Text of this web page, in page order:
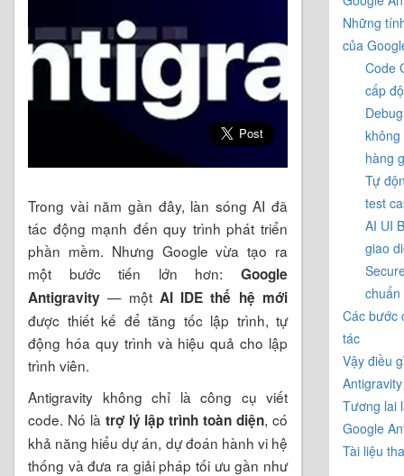
Trong vài năm gần đây, làn sóng AI đã
tác động mạnh đến quy trình phát triển
phần mềm. Nhưng Google vừa tạo ra
một bước tiến lớn hơn: Google
Antigravity — một AI IDE thế hệ mới
được thiết kế để tăng tốc lập trình, tự
động hóa quy trình và hiệu quả cho lập
trình viên.
Antigravity không chỉ là công cụ viết
code. Nó là trợ lý lập trình toàn diện, có
khả năng hiểu dự án, dự đoán hành vi hệ
thống và đưa ra giải pháp tối ưu gần như
Những
của
Code
cấp
không
hàng
Tự
test
AI UI
giao
chuẩn
Các bước
tác
Vậy điều
Tương lai
Google
Tài liệu